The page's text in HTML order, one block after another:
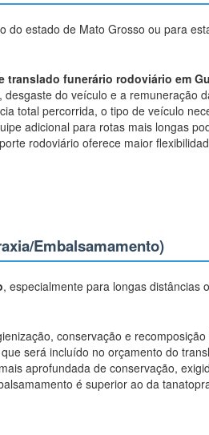
do estado de Mato Grosso ou para
translado funerário rodoviário em
do veículo e a remuneração
total percorrida, o tipo de veículo
adicional para rotas mais longas
rodoviário oferece maior
Embalsamamento)
, especialmente para longas distâncias
conservação e
será incluído no orçamento do
aprofundada de conservação,
é superior ao da